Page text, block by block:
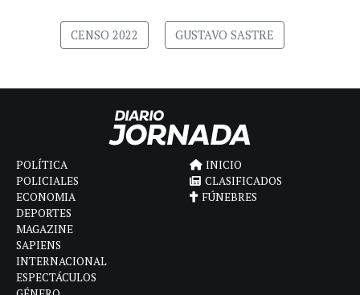
CENSO 2022 GUSTAVO SASTRE
POLÍTICA
POLICIALES
ECONOMIA
DEPORTES
MAGAZINE
SAPIENS
INTERNACIONAL
ESPECTÁCULOS
INICIO
CLASIFICADOS
FÚNEBRES